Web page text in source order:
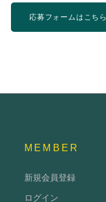
応募フォームはこちら
MEMBER
新規会員登録
ログイン